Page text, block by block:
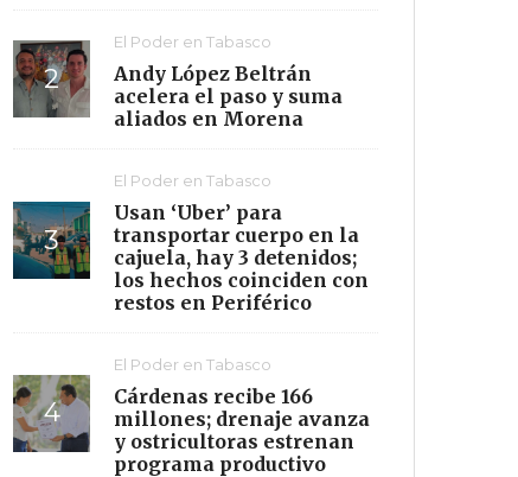
El Poder en Tabasco
Andy López Beltrán
acelera el paso y suma
aliados en Morena
El Poder en Tabasco
Usan ‘Uber’ para
transportar cuerpo en la
cajuela, hay 3 detenidos;
los hechos coinciden con
restos en Periférico
El Poder en Tabasco
Cárdenas recibe 166
millones; drenaje avanza
y ostricultoras estrenan
programa productivo